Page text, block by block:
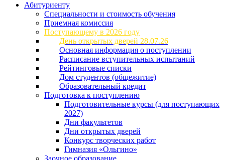
Абитуриенту
Специальности и стоимость обучения
Приемная комиссия
Поступающему в 2026 году
День открытых дверей 28.07.26
Основная информация о поступлении
Расписание вступительных испытаний
Рейтинговые списки
Дом студентов (общежитие)
Образовательный кредит
Подготовка к поступлению
Подготовительные курсы (для поступающих
2027)
Дни факультетов
Дни открытых дверей
Конкурс творческих работ
Гимназия «Ольгино»
Заочное образование